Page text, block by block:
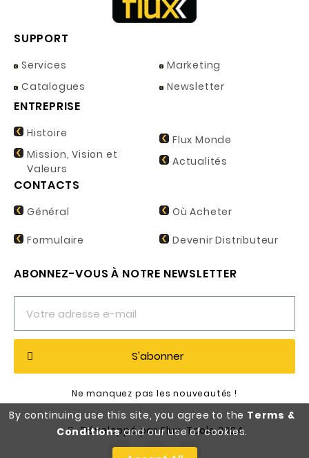
By continuing use this site, you agree to the Terms &
Conditionsand our use of cookies.
SUPPORT
Services
Catalogues
Marketing
Newsletter
ENTREPRISE
Histoire
Mission, Vision et
Valeurs
Flux Monde
Actualités
CONTACTS
Général
Formulaire
Où Acheter
Devenir Distributeur
ABONNEZ-VOUS À NOTRE NEWSLETTER
S'abonner
Ne manquez pas les nouveautés !
Développé par Flux-Tools 2024